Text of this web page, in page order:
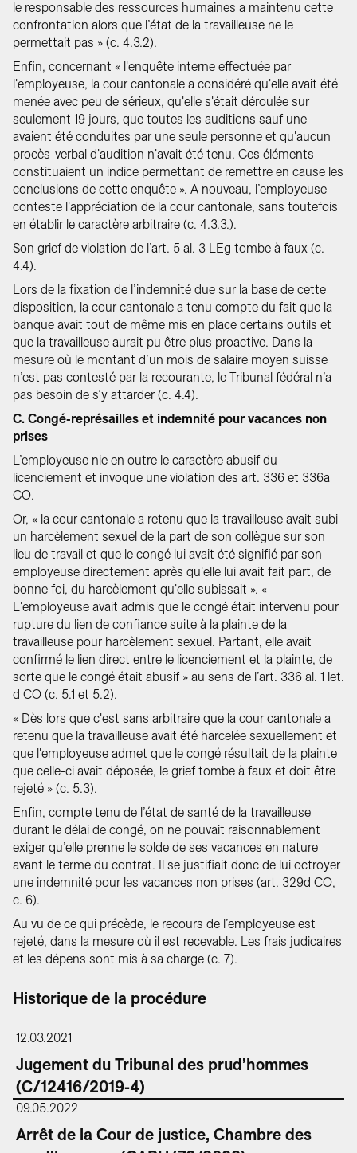
le responsable des ressources humaines a maintenu cette
confrontation alors que l’état de la travailleuse ne le
permettait pas » (c. 4.3.2).
Enfin, concernant « l'enquête interne effectuée par
l'employeuse, la cour cantonale a considéré qu'elle avait été
menée avec peu de sérieux, qu'elle s'était déroulée sur
seulement 19 jours, que toutes les auditions sauf une
avaient été conduites par une seule personne et qu'aucun
procès-verbal d'audition n'avait été tenu. Ces éléments
constituaient un indice permettant de remettre en cause les
conclusions de cette enquête ». A nouveau, l’employeuse
conteste l'appréciation de la cour cantonale, sans toutefois
en établir le caractère arbitraire (c. 4.3.3.).
Son grief de violation de l’art. 5 al. 3 LEg tombe à faux (c.
4.4).
Lors de la fixation de l’indemnité due sur la base de cette
disposition, la cour cantonale a tenu compte du fait que la
banque avait tout de même mis en place certains outils et
que la travailleuse aurait pu être plus proactive. Dans la
mesure où le montant d’un mois de salaire moyen suisse
n’est pas contesté par la recourante, le Tribunal fédéral n’a
pas besoin de s’y attarder (c. 4.4).
C. Congé-représailles et indemnité pour vacances non
prises
L’employeuse nie en outre le caractère abusif du
licenciement et invoque une violation des art. 336 et 336a
CO.
Or, « la cour cantonale a retenu que la travailleuse avait subi
un harcèlement sexuel de la part de son collègue sur son
lieu de travail et que le congé lui avait été signifié par son
employeuse directement après qu'elle lui avait fait part, de
bonne foi, du harcèlement qu'elle subissait ». «
L'employeuse avait admis que le congé était intervenu pour
rupture du lien de confiance suite à la plainte de la
travailleuse pour harcèlement sexuel. Partant, elle avait
confirmé le lien direct entre le licenciement et la plainte, de
sorte que le congé était abusif » au sens de l’art. 336 al. 1 let.
d CO (c. 5.1 et 5.2).
« Dès lors que c'est sans arbitraire que la cour cantonale a
retenu que la travailleuse avait été harcelée sexuellement et
que l'employeuse admet que le congé résultait de la plainte
que celle-ci avait déposée, le grief tombe à faux et doit être
rejeté » (c. 5.3).
Enfin, compte tenu de l’état de santé de la travailleuse
durant le délai de congé, on ne pouvait raisonnablement
exiger qu’elle prenne le solde de ses vacances en nature
avant le terme du contrat. Il se justifiait donc de lui octroyer
une indemnité pour les vacances non prises (art. 329d CO,
c. 6).
Au vu de ce qui précède, le recours de l’employeuse est
rejeté, dans la mesure où il est recevable. Les frais judicaires
et les dépens sont mis à sa charge (c. 7).
Historique de la procédure
12.03.2021
Jugement du Tribunal des prud’hommes
(C/12416/2019-4)
09.05.2022
Arrêt de la Cour de justice, Chambre des